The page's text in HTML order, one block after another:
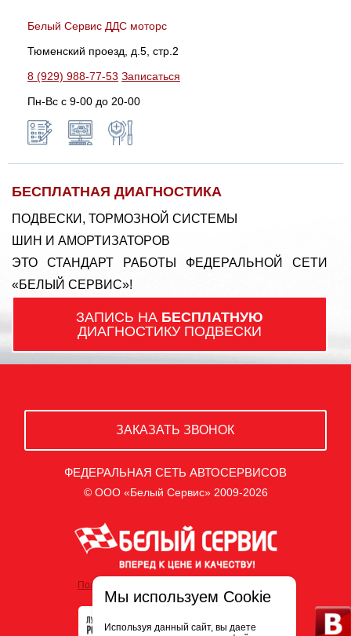
Белый Сервис ДДС моторс
Тюменский проезд, д.5, стр.2
8 (929) 988-77-53 Записаться
Пн-Вс c 9-00 до 20-00
БЕСПЛАТНАЯ ДИАГНОСТИКА
ПОДВЕСКИ, ТОРМОЗНОЙ СИСТЕМЫ
ШИН И АМОРТИЗАТОРОВ
ЭТО СТАНДАРТ РАБОТЫ ФЕДЕРАЛЬНОЙ СЕТИ
«БЕЛЫЙ СЕРВИС»!
ЗАПИСЬ НА БЕСПЛАТНУЮ
ДИАГНОСТИКУ ПОДВЕСКИ
ЗАКАЗАТЬ ЗВОНОК
ФЕДЕРАЛЬНАЯ СЕТЬ АВТОСЕРВИСОВ
© ООО «Белый Сервис» 2009-2026
Политика обработки персональных данных
Мы используем Cookie
Используя данный сайт, вы даете